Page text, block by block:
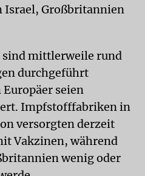
Israel, Großbritannien
sind mittlerweile rund
durchgeführt
seien
Impfstofffabriken in
versorgten derzeit
Vakzinen, während
wenig oder